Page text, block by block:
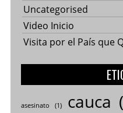
Uncategorised
Video Inicio
Visita por el País que
asesinato (1) cauca